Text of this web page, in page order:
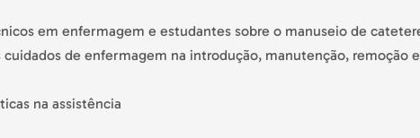
em enfermagem e estudantes sobre o manuseio de
de enfermagem na introdução, manutenção, remoção
na assistência